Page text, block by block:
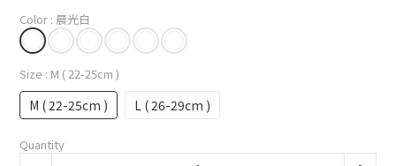
Color : 晨光白
Size : M ( 22-25cm )
M ( 22-25cm ) L ( 26-29cm )
Quantity